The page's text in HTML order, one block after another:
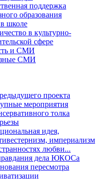
поддержка
образования
школе
в культурно-
сфере
и СМИ
СМИ
проекта
мероприятия
толка
идея,
империализм
любви...
дела ЮКОСа
пересмотра